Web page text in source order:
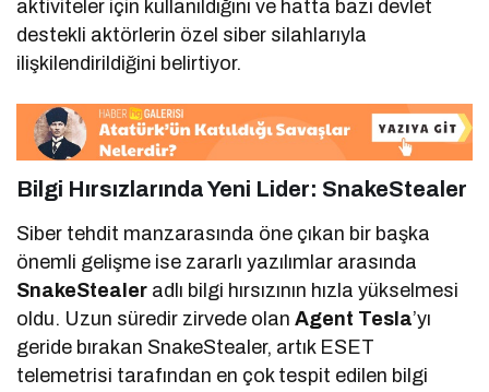
aktiviteler için kullanıldığını ve hatta bazı devlet
destekli aktörlerin özel siber silahlarıyla
ilişkilendirildiğini belirtiyor.
Bilgi Hırsızlarında Yeni Lider: SnakeStealer
Siber tehdit manzarasında öne çıkan bir başka
önemli gelişme ise zararlı yazılımlar arasında
SnakeStealer adlı bilgi hırsızının hızla yükselmesi
oldu. Uzun süredir zirvede olanAgent Tesla’yı
geride bırakan SnakeStealer, artık ESET
telemetrisi tarafından en çok tespit edilen bilgi